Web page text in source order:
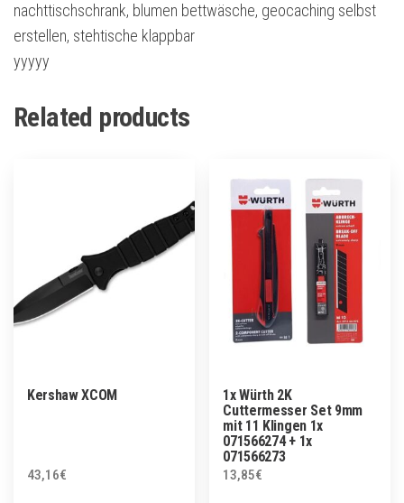
nachttischschrank, blumen bettwäsche, geocaching selbst
erstellen, stehtische klappbar
yyyyy
Related products
Kershaw XCOM
43,16€
1x Würth 2K
Cuttermesser Set 9mm
mit 11 Klingen 1x
071566274 + 1x
071566273
13,85€